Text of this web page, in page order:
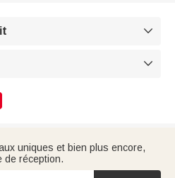


uniques et bien plus encore,
de réception.